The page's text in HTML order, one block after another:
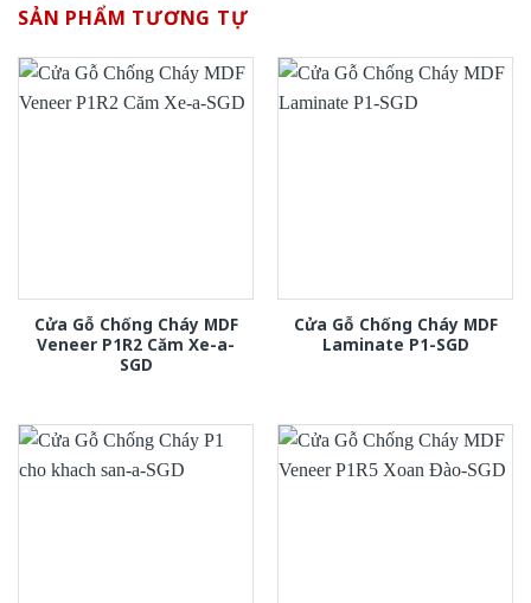
SẢN PHẨM TƯƠNG TỰ
Cửa Gỗ Chống Cháy MDF
Veneer P1R2 Căm Xe-a-
SGD
Cửa Gỗ Chống Cháy MDF
Laminate P1-SGD